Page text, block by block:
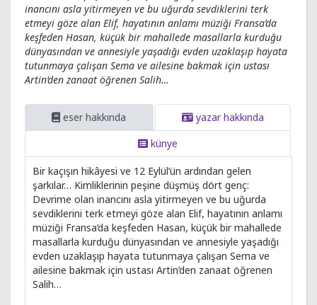
inancını asla yitirmeyen ve bu uğurda sevdiklerini terk
etmeyi göze alan Elif, hayatının anlamı müziği Fransa’da
keşfeden Hasan, küçük bir mahallede masallarla kurduğu
dünyasından ve annesiyle yaşadığı evden uzaklaşıp hayata
tutunmaya çalışan Sema ve ailesine bakmak için ustası
Artin’den zanaat öğrenen Salih…
eser hakkında
yazar hakkında
künye
Bir kaçışın hikâyesi ve 12 Eylül’ün ardından gelen
şarkılar… Kimliklerinin peşine düşmüş dört genç:
Devrime olan inancını asla yitirmeyen ve bu uğurda
sevdiklerini terk etmeyi göze alan Elif, hayatının anlamı
müziği Fransa’da keşfeden Hasan, küçük bir mahallede
masallarla kurduğu dünyasından ve annesiyle yaşadığı
evden uzaklaşıp hayata tutunmaya çalışan Sema ve
ailesine bakmak için ustası Artin’den zanaat öğrenen
Salih…